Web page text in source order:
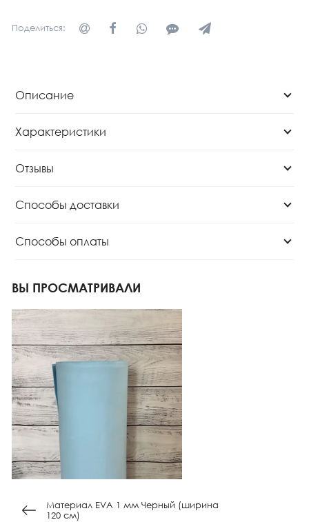
Поделиться:
Описание
Характеристики
Отзывы
Способы доставки
Способы оплаты
ВЫ ПРОСМАТРИВАЛИ
Материал EVA 1 мм Черный (ширина
120 см)